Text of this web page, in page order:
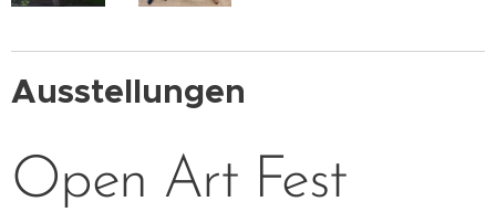
Ausstellungen
Open Art Fest